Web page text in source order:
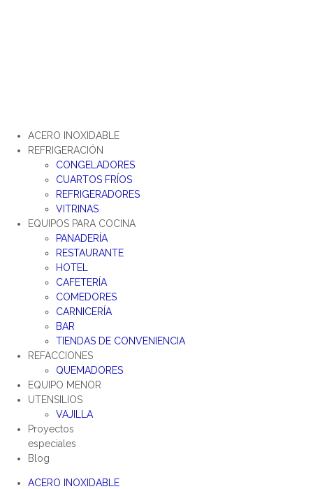
ACERO INOXIDABLE
REFRIGERACIÓN
CONGELADORES
CUARTOS FRÍOS
REFRIGERADORES
VITRINAS
EQUIPOS PARA COCINA
PANADERÍA
RESTAURANTE
HOTEL
CAFETERÍA
COMEDORES
CARNICERÍA
BAR
TIENDAS DE CONVENIENCIA
REFACCIONES
QUEMADORES
EQUIPO MENOR
UTENSILIOS
VAJILLA
Proyectos
especiales
Blog
ACERO INOXIDABLE